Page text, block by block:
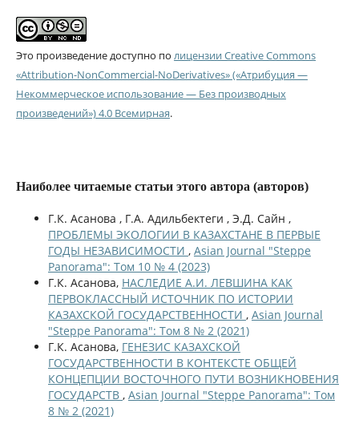
Это произведение доступно по лицензии Creative Commons
«Attribution-NonCommercial-NoDerivatives» («Атрибуция —
Некоммерческое использование — Без производных
произведений») 4.0 Всемирная.
Наиболее читаемые статьи этого автора (авторов)
Г.К. Асанова , Г.А. Адильбектеги , Э.Д. Сайн ,
ПРОБЛЕМЫ ЭКОЛОГИИ В КАЗАХСТАНЕ В ПЕРВЫЕ
ГОДЫ НЕЗАВИСИМОСТИ , Asian Journal "Steppe
Panorama": Том 10 № 4 (2023)
Г.К. Асанова, НАСЛЕДИЕ А.И. ЛЕВШИНА КАК
ПЕРВОКЛАССНЫЙ ИСТОЧНИК ПО ИСТОРИИ
КАЗАХСКОЙ ГОСУДАРСТВЕННОСТИ , Asian Journal
"Steppe Panorama": Том 8 № 2 (2021)
Г.К. Асанова, ГЕНЕЗИС КАЗАХСКОЙ
ГОСУДАРСТВЕННОСТИ В КОНТЕКСТЕ ОБЩЕЙ
КОНЦЕПЦИИ ВОСТОЧНОГО ПУТИ ВОЗНИКНОВЕНИЯ
ГОСУДАРСТВ , Asian Journal "Steppe Panorama": Том
8 № 2 (2021)